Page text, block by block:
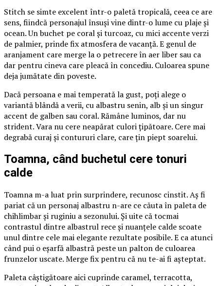
Stitch se simte excelent într-o paletă tropicală, ceea ce are
sens, fiindcă personajul însuși vine dintr-o lume cu plaje și
ocean. Un buchet pe coral și turcoaz, cu mici accente verzi
de palmier, prinde fix atmosfera de vacanță. E genul de
aranjament care merge la o petrecere în aer liber sau ca
dar pentru cineva care pleacă în concediu. Culoarea spune
deja jumătate din poveste.
Dacă persoana e mai temperată la gust, poți alege o
variantă blândă a verii, cu albastru senin, alb și un singur
accent de galben sau coral. Rămâne luminos, dar nu
strident. Vara nu cere neapărat culori țipătoare. Cere mai
degrabă curaj și contururi clare, care țin piept soarelui.
Toamna, când buchetul cere tonuri
calde
Toamna m-a luat prin surprindere, recunosc cinstit. Aș fi
pariat că un personaj albastru n-are ce căuta în paleta de
chihlimbar și ruginiu a sezonului. Și uite că tocmai
contrastul dintre albastrul rece și nuanțele calde scoate
unul dintre cele mai elegante rezultate posibile. E ca atunci
când pui o eșarfă albastră peste un palton de culoarea
frunzelor uscate. Merge fix pentru că nu te-ai fi așteptat.
Paleta câștigătoare aici cuprinde caramel, terracotta,